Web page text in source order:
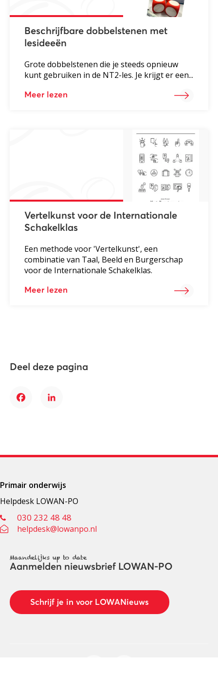
Beschrijfbare dobbelstenen met
lesideeën
Grote dobbelstenen die je steeds opnieuw
kunt gebruiken in de NT2-les. Je krijgt er een...
Meer lezen
Vertelkunst voor de Internationale
Schakelklas
Een methode voor 'Vertelkunst', een
combinatie van Taal, Beeld en Burgerschap
voor de Internationale Schakelklas.
Meer lezen
Deel deze pagina
FacebookLinkedIn
Primair onderwijs
Helpdesk LOWAN-PO
030 232 48 48
helpdesk@lowanpo.nl
Maandelijks up to date
Aanmelden nieuwsbrief LOWAN-PO
Schrijf je in voor LOWANieuws